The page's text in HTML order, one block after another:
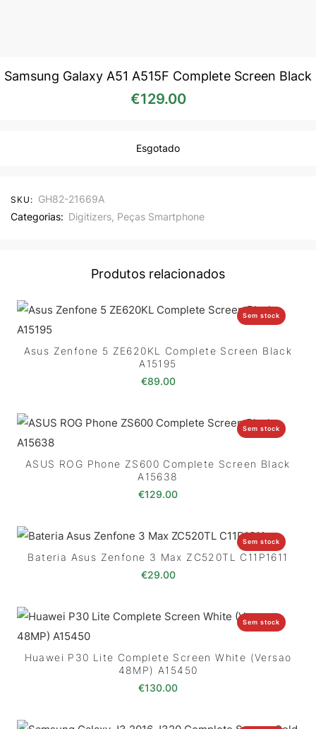
Samsung Galaxy A51 A515F Complete Screen Black
€129.00
Esgotado
SKU: GH82-21669A
Categorias: Digitizers, Peças Smartphone
Produtos relacionados
Sem stock
Asus Zenfone 5 ZE620KL Complete Screen Black
A15195
€89.00
Sem stock
ASUS ROG Phone ZS600 Complete Screen Black
A15638
€129.00
Sem stock
Bateria Asus Zenfone 3 Max ZC520TL C11P1611
€29.00
Sem stock
Huawei P30 Lite Complete Screen White (Versao
48MP) A15450
€130.00